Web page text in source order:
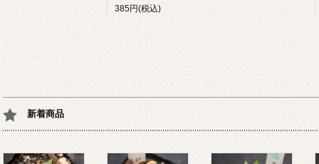
385円(税込)
新着商品